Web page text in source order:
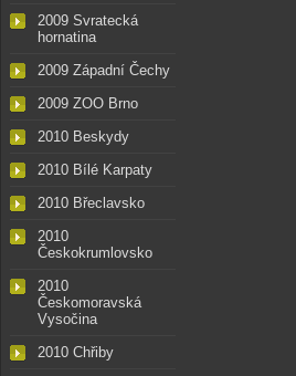
2009 Svratecká
hornatina
2009 Západní Čechy
2009 ZOO Brno
2010 Beskydy
2010 Bílé Karpaty
2010 Břeclavsko
2010
Českokrumlovsko
2010
Českomoravská
Vysočina
2010 Chřiby